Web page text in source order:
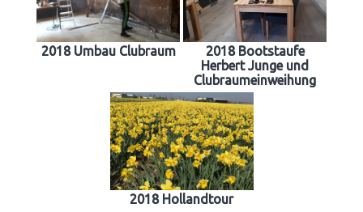
2018 Umbau Clubraum
2018 Bootstaufe
Herbert Junge und
Clubraumeinweihung
2018 Hollandtour